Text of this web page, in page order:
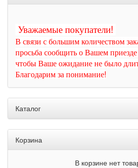
Уважаемые покупатели!
В связи с большим количеством
просьба сообщить о Вашем
чтобы Ваше ожидание не было
Благодарим за понимание!
Каталог
Корзина
В корзине нет